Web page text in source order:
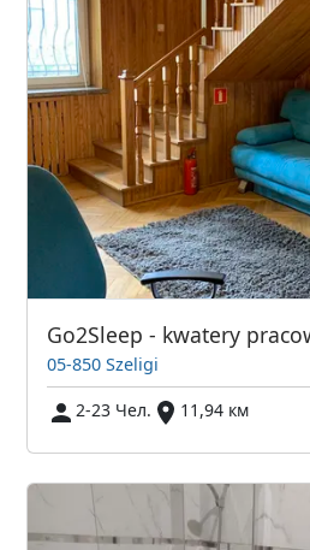
05-850 Szeligi
2-23 Чел.
11,94 км